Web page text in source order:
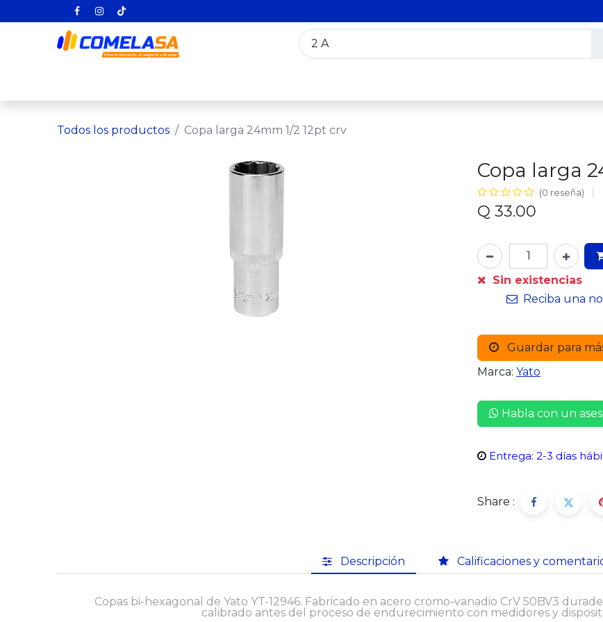
Todos los productos Copa larga 24mm 1/2 12pt crv
Copa larga
(0 reseña)
Q 33.00
Sin existencias
Reciba una
Guardar para
Marca: Yato
Habla con un
Entrega: 2-3 días
Share :
Descripción Calificaciones y
Copas bi-hexagonal de Yato YT-12946. Fabricado en acero cromo-vanadio CrV 50BV3
calibrado antes del proceso de endurecimiento con medidores y